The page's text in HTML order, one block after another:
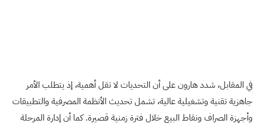
في المقابل، شدد هارون على أن التحديات لا تقل أهمية، إذ يتطلب الأمر
جاهزية تقنية وتشغيلية عالية، تشمل تحديث الأنظمة المصرفية والتطبيقات
وأجهزة الصراف ونقاط البيع خلال فترة زمنية قصيرة. كما أن إدارة المرحلة